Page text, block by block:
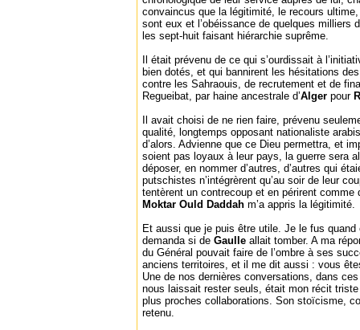
convaincus que la légitimité, le recours
sont eux et l’obéissance de quelques milliers
les sept-huit faisant hiérarchie suprême.
Il était prévenu de ce qui s’ourdissait à
bien dotés, et qui bannirent les hésitations
contre les Sahraouis, de recrutement et de
Regueibat, par haine ancestrale d’Alger pour
Il avait choisi de ne rien faire, prévenu
qualité, longtemps opposant nationaliste
d’alors. Advienne que ce Dieu permettra, et
soient pas loyaux à leur pays, la guerre sera
déposer, en nommer d’autres, d’autres qui
putschistes n’intégrèrent qu’au soir de leur
tentèrent un contrecoup et en périrent
Moktar Ould Daddah m’a appris la légitimité.
Et aussi que je puis être utile. Je le fus quand
demanda si de Gaulle allait tomber. A ma
du Général pouvait faire de l’ombre à ses
anciens territoires, et il me dit aussi : vous
Une de nos dernières conversations, dans
nous laissait rester seuls, était mon récit
plus proches collaborations. Son stoïcisme,
retenu.